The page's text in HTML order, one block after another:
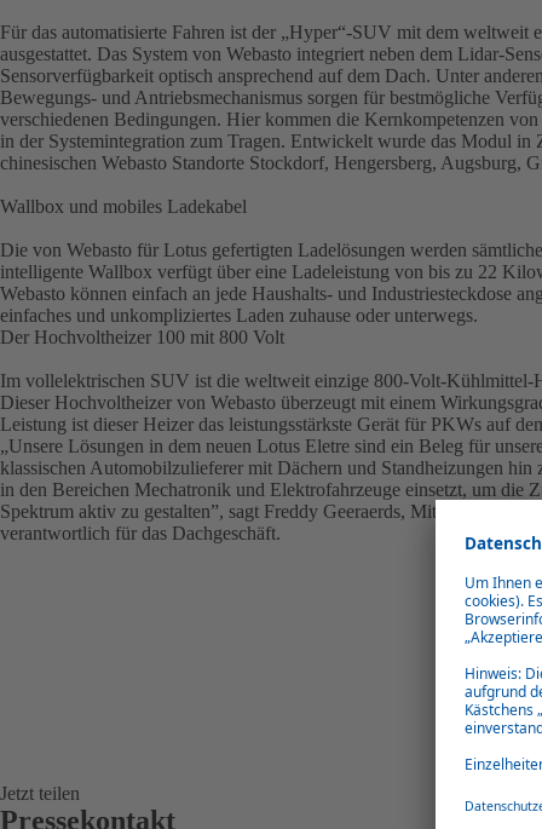
Für das automatisierte Fahren ist der „Hyper“-SUV mit dem weltweit
ausgestattet. Das System von Webasto integriert neben dem Lidar-
Sensorverfügbarkeit optisch ansprechend auf dem Dach. Unter
Bewegungs- und Antriebsmechanismus sorgen für bestmögliche
verschiedenen Bedingungen. Hier kommen die Kernkompetenzen
in der Systemintegration zum Tragen. Entwickelt wurde das Modul in
chinesischen Webasto Standorte Stockdorf, Hengersberg, Augsburg,
Wallbox und mobiles Ladekabel
Die von Webasto für Lotus gefertigten Ladelösungen werden
intelligente Wallbox verfügt über eine Ladeleistung von bis zu 22
Webasto können einfach an jede Haushalts- und Industriesteckdose
einfaches und unkompliziertes Laden zuhause oder unterwegs.
Der Hochvoltheizer 100 mit 800 Volt
Im vollelektrischen SUV ist die weltweit einzige 800-Volt-Kühlmittel-
Dieser Hochvoltheizer von Webasto überzeugt mit einem
Leistung ist dieser Heizer das leistungsstärkste Gerät für PKWs auf
„Unsere Lösungen in dem neuen Lotus Eletre sind ein Beleg für
klassischen Automobilzulieferer mit Dächern und Standheizungen hin
in den Bereichen Mechatronik und Elektrofahrzeuge einsetzt, um die
Spektrum aktiv zu gestalten”, sagt Freddy Geeraerds, Mitglied des
verantwortlich für das Dachgeschäft.
Jetzt teilen
Pressekontakt